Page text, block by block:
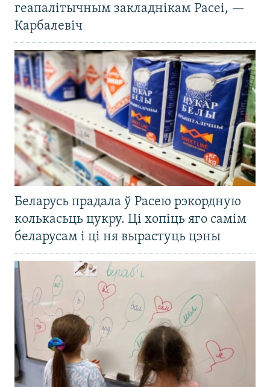
геапалітычным закладнікам Расеі, —
Карбалевіч
Беларусь прадала ў Расею рэкордную
колькасьць цукру. Ці хопіць яго самім
беларусам і ці ня вырастуць цэны